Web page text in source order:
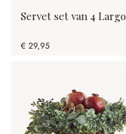
Servet set van 4 Largo
€ 29,95